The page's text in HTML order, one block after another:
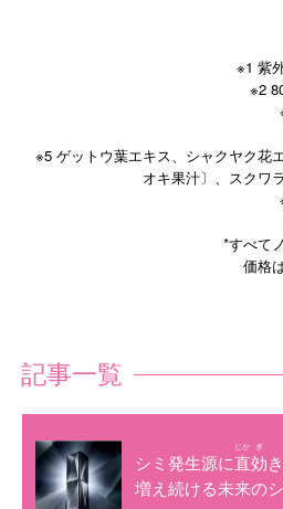
※1 紫
※2
※5 ゲットウ葉エキス、シャクヤク花
オキ果汁〕、スクワ
*すべて
価格
記事一覧
シミ発生源に直
じか
効
ぎ
き
増え続ける未来の